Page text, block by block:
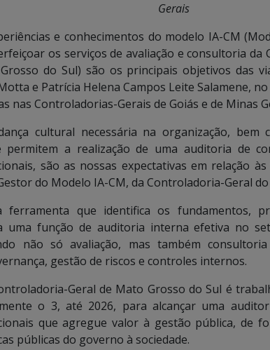
Gerais
e conhecimentos do modelo IA-CM
os serviços de avaliação e consultoria da
do Sul) são os principais objetivos das
e Patrícia Helena Campos Leite Salamene,
nas Controladorias-Gerais de Goiás e de Minas
cultural necessária na organização, bem
permitem a realização de uma auditoria de
são as nossas expectativas em relação
do Modelo IA-CM, da Controladoria-Geral
ferramenta que identifica os fundamentos,
uma função de auditoria interna efetiva no
não só avaliação, mas também
gestão de riscos e controles internos.
Geral de Mato Grosso do Sul é
o 3, até 2026, para alcançar uma
que agregue valor à gestão pública, de
públicas do governo à sociedade.